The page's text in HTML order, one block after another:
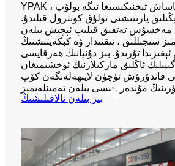
YPAK شەخسىي سومكا ياساش تېخنىكىسىغا ئىگە بولۇپ ،
يارىتىشنى تولۇق كونترول قىلىدۇ.
مەخسۇس تەتقىق قىلىپ ئېچىش بىلەن
سىجىللىق ، ئىقتىدار ۋە كېڭەيتىشنىڭ
تۇرىدۇ. بىز دۇنيانىڭ ھەرقايسى
ئاڭلىق ماركىلارنىڭ ئوخشىمىغان
قاندۇرۇش ئۈچۈن لايىھەلەنگەن كۆپ
بىز بىلەن ئالاقىلىشىڭ